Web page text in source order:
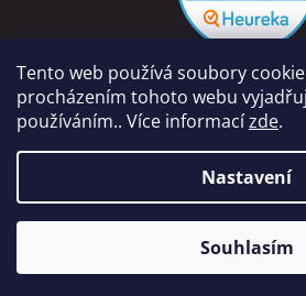
Tento web používá soubory
procházením tohoto webu
používáním.. Více informacízde.
Nastavení
Souhlasím
Naše prodejna na adrese Dolní Vinice 454,
Copyright 2026PÁRA Z
Všechna práva